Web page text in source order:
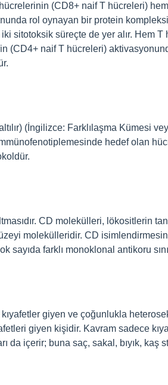
(CD8+ naif T hücreleri) hem
rol oynayan bir protein
sitotoksik süreçte de yer alır. Hem
(CD4+ naif T hücreleri)
(İngilizce: Farklılaşma Kümesi
hedef olan
CD molekülleri, lökositlerin
molekülleridir. CD
farklı monoklonal antikoru
giyen ve çoğunlukla
giyen kişidir. Kavram sadece
da içerir; buna saç, sakal, bıyık, kaş